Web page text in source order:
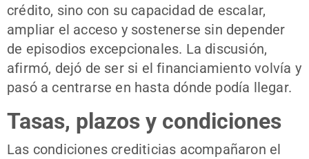
crédito, sino con su capacidad de escalar,
ampliar el acceso y sostenerse sin depender
de episodios excepcionales. La discusión,
afirmó, dejó de ser si el financiamiento volvía y
pasó a centrarse en hasta dónde podía llegar.
Tasas, plazos y condiciones
Las condiciones crediticias acompañaron el